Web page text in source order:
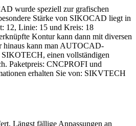
wurde speziell zur grafischen
Stärke von SIKOCAD liegt in
12, Linie: 15 und Kreis: 18
Kontur kann dann mit diversen
hinaus kann man AUTOCAD-
einen vollständigen
Paketpreis: CNCPROFI und
erhalten Sie von: SIKVTECH
Längst fällige Anpassungen an